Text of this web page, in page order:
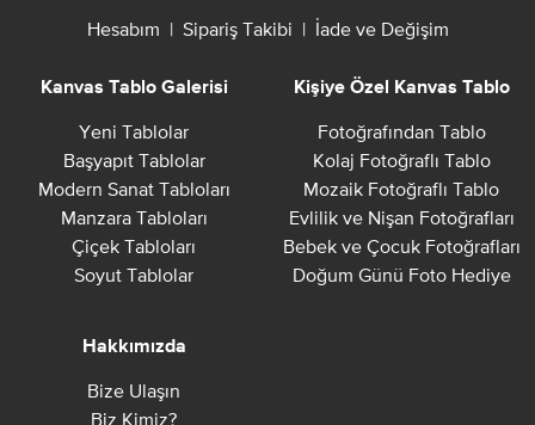
Hesabım | Sipariş Takibi | İade ve Değişim
Kanvas Tablo Galerisi
Yeni Tablolar
Başyapıt Tablolar
Modern Sanat Tabloları
Manzara Tabloları
Çiçek Tabloları
Soyut Tablolar
Kişiye Özel Kanvas Tablo
Fotoğrafından Tablo
Kolaj Fotoğraflı Tablo
Mozaik Fotoğraflı Tablo
Evlilik ve Nişan Fotoğrafları
Bebek ve Çocuk Fotoğrafları
Doğum Günü Foto Hediye
Hakkımızda
Bize Ulaşın
Biz Kimiz?